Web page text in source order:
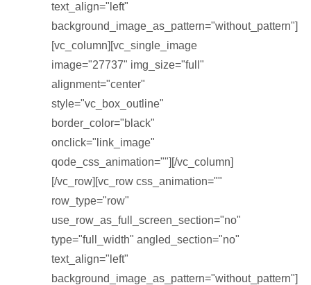
text_align="left"
background_image_as_pattern="without_pattern"]
[vc_column][vc_single_image
image="27737" img_size="full"
alignment="center"
style="vc_box_outline"
border_color="black"
onclick="link_image"
qode_css_animation=""][/vc_column]
[/vc_row][vc_row css_animation=""
row_type="row"
use_row_as_full_screen_section="no"
type="full_width" angled_section="no"
text_align="left"
background_image_as_pattern="without_pattern"]